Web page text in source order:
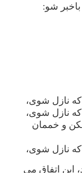
شو:
نازل شوی،
نازل شوی،
و خممان
نازل شوی،
این اتفاق می